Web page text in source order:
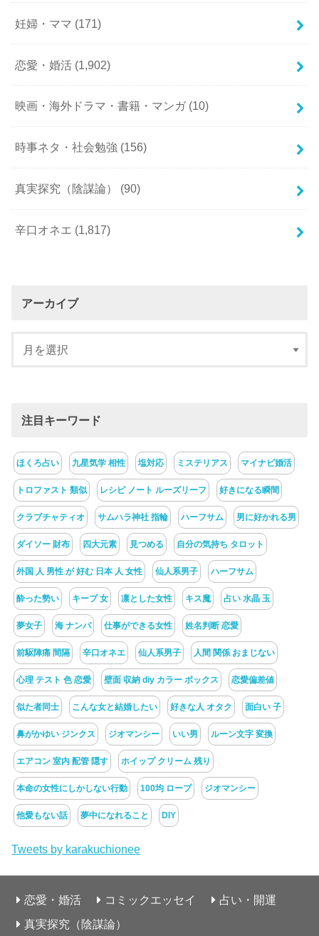
妊婦・ママ (171)
恋愛・婚活 (1,902)
映画・海外ドラマ・書籍・マンガ (10)
時事ネタ・社会勉強 (156)
真実探究（陰謀論） (90)
辛口オネエ (1,817)
アーカイブ
注目キーワード
ほくろ占い 九星気学 相性 塩対応 ミステリアス マイナビ婚活
トロファスト 類似 レシピ ノート ルーズリーフ 好きになる瞬間
クラブチャティオ サムハラ神社 指輪 ハーフサム 男に好かれる男
ダイソー 財布 四大元素 見つめる 自分の気持ち タロット
外国 人 男性 が 好む 日本 人 女性 仙人系男子 ハーフサム
酔った勢い キープ 女 凛とした女性 キス魔 占い 水晶 玉
夢女子 海 ナンパ 仕事ができる女性 姓名判断 恋愛
前駆陣痛 間隔 辛口オネエ 仙人系男子 人間 関係 おまじない
心理 テスト 色 恋愛 壁面 収納 diy カラー ボックス 恋愛偏差値
似た者同士 こんな女と結婚したい 好きな人 オタク 面白い 子
鼻がかゆい ジンクス ジオマンシー いい男 ルーン文字 変換
エアコン 室内 配管 隠す ホイップ クリーム 残り
本命の女性にしかしない行動 100均 ロープ ジオマンシー
他愛もない話 夢中になれること DIY
Tweets by karakuchionee
恋愛・婚活 コミックエッセイ
占い・開運
真実探究（陰謀論）